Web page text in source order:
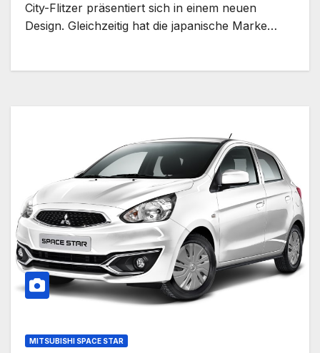
City-Flitzer präsentiert sich in einem neuen
Design. Gleichzeitig hat die japanische Marke…
MITSUBISHI SPACE STAR